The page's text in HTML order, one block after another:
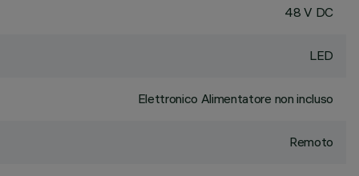
48 V DC
LED
Elettronico Alimentatore non incluso
Remoto